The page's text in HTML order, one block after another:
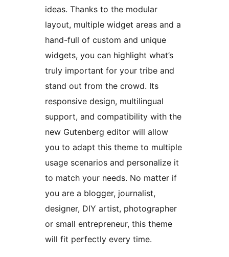
ideas. Thanks to the modular
layout, multiple widget areas and a
hand-full of custom and unique
widgets, you can highlight what’s
truly important for your tribe and
stand out from the crowd. Its
responsive design, multilingual
support, and compatibility with the
new Gutenberg editor will allow
you to adapt this theme to multiple
usage scenarios and personalize it
to match your needs. No matter if
you are a blogger, journalist,
designer, DIY artist, photographer
or small entrepreneur, this theme
will fit perfectly every time.